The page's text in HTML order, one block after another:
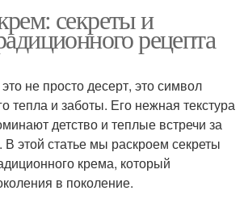
секреты и
рецепта
не просто десерт, это символ
тепла и заботы. Его нежная текстура
детство и теплые встречи за
этой статье мы раскроем секреты
крема, который
в поколение.